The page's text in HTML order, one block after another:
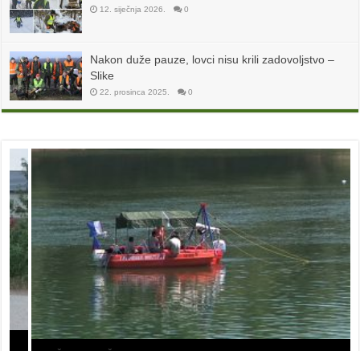
12. siječnja 2026. 0
Nakon duže pauze, lovci nisu krili zadovoljstvo –
Slike
22. prosinca 2025. 0